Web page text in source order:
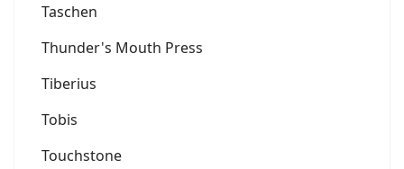
Taschen
Thunder's Mouth Press
Tiberius
Tobis
Touchstone